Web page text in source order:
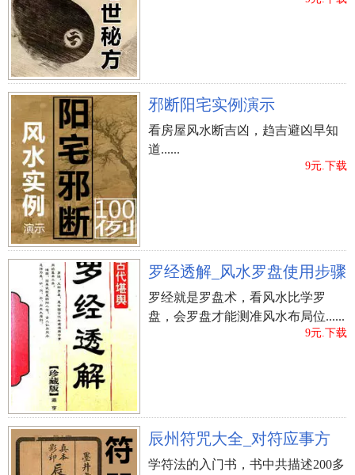
邪断阳宅实例演示
看房屋风水断吉凶，趋吉避凶早知
道......
9元.下载
罗经透解_风水罗盘使用步骤
罗经就是罗盘术，看风水比学罗
盘，会罗盘才能测准风水布局位......
9元.下载
辰州符咒大全_对符应事方
学符法的入门书，书中共描述200多